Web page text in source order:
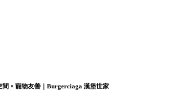
間 × 寵物友善｜Burgerciaga 漢堡世家